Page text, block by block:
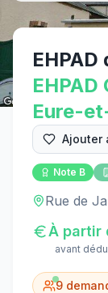
EHPAD
Eure-
Ajouter
Note B
Rue de
À partir
avant
9